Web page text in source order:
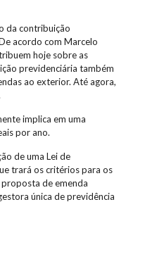
da contribuição
acordo com Marcelo
hoje sobre as
previdenciária também
ao exterior. Até agora,
implica em uma
por ano.
de uma Lei de
trará os critérios para os
de emenda
única de previdência